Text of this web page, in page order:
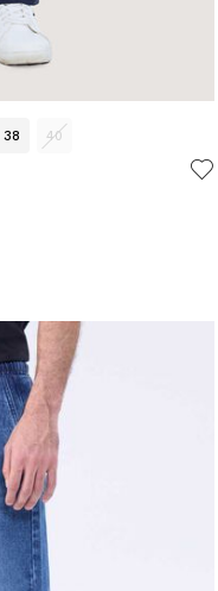
38 40